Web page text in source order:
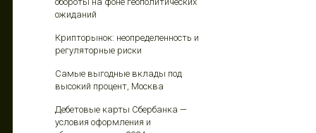
ожиданий
Крипторынок: неопределенность и
регуляторные риски
Самые выгодные вклады под
высокий процент, Москва
Дебетовые карты Сбербанка —
условия оформления и